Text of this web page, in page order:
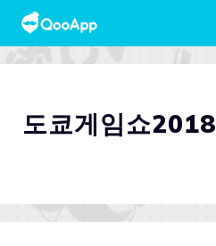
도쿄게임쇼2018